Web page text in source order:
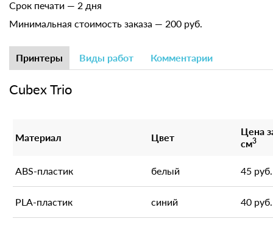
Срок печати — 2 дня
Минимальная стоимость заказа — 200 руб.
Принтеры Виды работ Комментарии
Cubex Trio
Материал Цвет
Цена
см3
ABS-пластик белый 45 руб.
PLA-пластик синий 40 руб.